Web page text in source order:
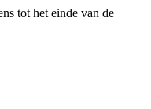
tot het einde van de